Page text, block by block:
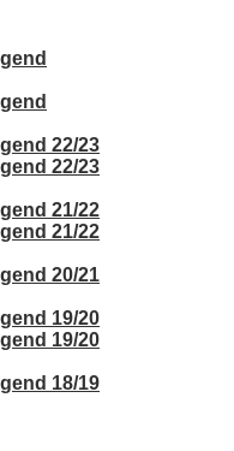
22/23
22/23
21/22
21/22
20/21
19/20
19/20
18/19